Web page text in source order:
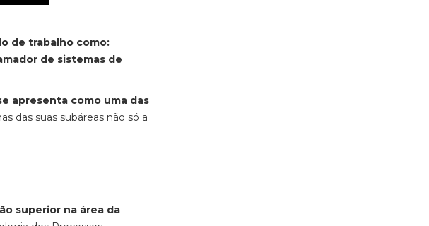
de trabalho como:
de sistemas de
apresenta como uma das
das suas subáreas não só a
superior na área da